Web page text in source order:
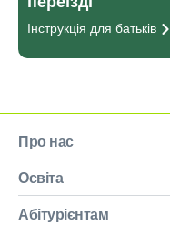
Інструкція для батьків
Про нас
Освіта
Абітурієнтам